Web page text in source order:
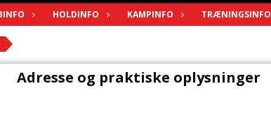
HOLDINFO KAMPINFO TRÆNINGSINFO
Adresse og praktiske oplysninger